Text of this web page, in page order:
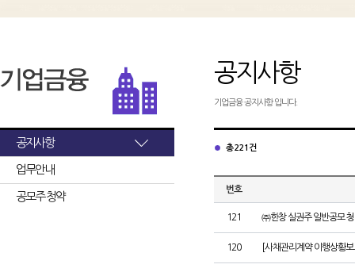
공지사항
업무안내
공모주 청약
공지사항
기업금융 공지사항 입니다.
총 221건
번호
121 ㈜한창 실권주 일반공모
120 [사채관리계약 이행상황